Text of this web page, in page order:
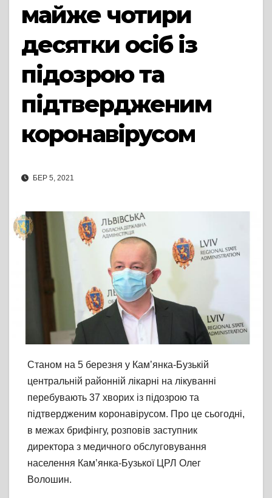
майже чотири
десятки осіб із
підозрою та
підтвердженим
коронавірусом
БЕР 5, 2021
Станом на 5 березня у Кам’янка-Бузькій
центральній районній лікарні на лікуванні
перебувають 37 хворих із підозрою та
підтвердженим коронавірусом. Про це сьогодні,
в межах брифінгу, розповів заступник
директора з медичного обслуговування
населення Кам’янка-Бузької ЦРЛ Олег
Волошин.